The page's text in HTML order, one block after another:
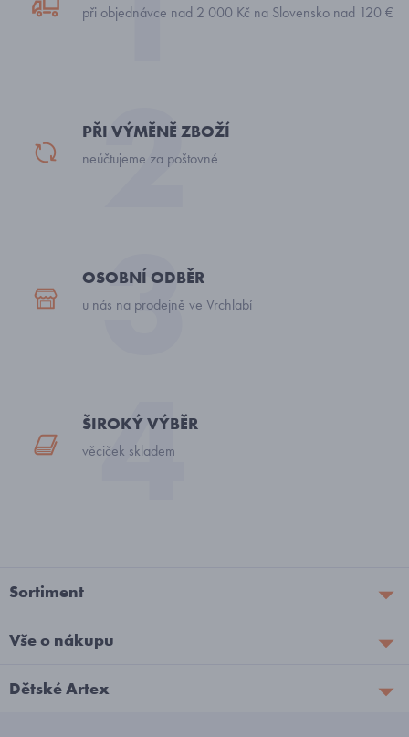
při objednávce nad 2 000 Kč na Slovensko nad 120 €
PŘI VÝMĚNĚ ZBOŽÍ
neúčtujeme za poštovné
OSOBNÍ ODBĚR
u nás na prodejně ve Vrchlabí
ŠIROKÝ VÝBĚR
věciček skladem
Sortiment
Vše o nákupu
Dětské Artex